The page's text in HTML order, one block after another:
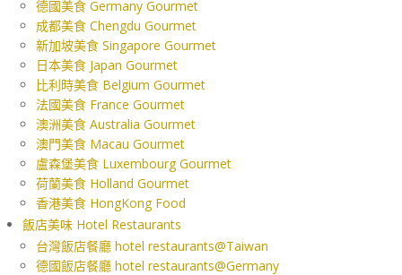
德國美食 Germany Gourmet
成都美食 Chengdu Gourmet
新加坡美食 Singapore Gourmet
日本美食 Japan Gourmet
比利時美食 Belgium Gourmet
法國美食 France Gourmet
澳洲美食 Australia Gourmet
澳門美食 Macau Gourmet
盧森堡美食 Luxembourg Gourmet
荷蘭美食 Holland Gourmet
香港美食 HongKong Food
飯店美味 Hotel Restaurants
台灣飯店餐廳 hotel restaurants@Taiwan
德國飯店餐廳 hotel restaurants@Germany